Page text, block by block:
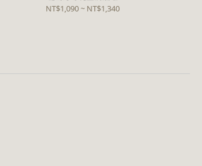
NT$1,090 ~ NT$1,340